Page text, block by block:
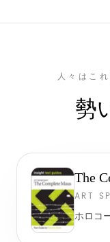
人々はこ
勢
The
ART
ホロコ